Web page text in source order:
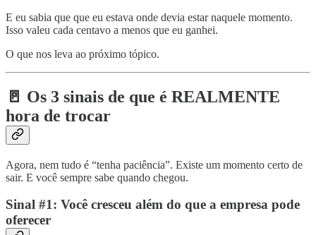
E eu sabia que que eu estava onde devia estar naquele momento.
Isso valeu cada centavo a menos que eu ganhei.
O que nos leva ao próximo tópico.
🚪 Os 3 sinais de que é REALMENTE
hora de trocar
Agora, nem tudo é “tenha paciência”. Existe um momento certo de
sair. E você sempre sabe quando chegou.
Sinal #1: Você cresceu além do que a empresa pode
oferecer